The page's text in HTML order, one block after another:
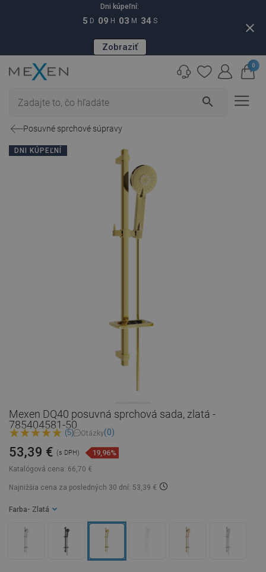
Dni kúpeľní:
5 D 09 H 03 M 33 S
Zobraziť
close
search
0
Posuvné sprchové súpravy
DNI KÚPEĽNÍ
Mexen DQ40 posuvná sprchová sada, zlatá -
785404581-50
(5) Otázky(0)
Katalógová cena: 66,70 €
53,39 € (s DPH) 19,96%
Najnižšia cena za posledných 30 dní: 53,39 €
Farba - Zlatá